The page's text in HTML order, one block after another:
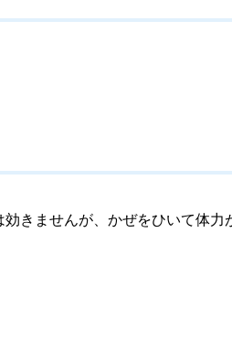
きませんが、かぜをひいて体